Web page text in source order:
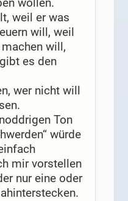
weil er was
will, weil
will,
es den
wer nicht will
Ton
würde
mir vorstellen
nur eine oder